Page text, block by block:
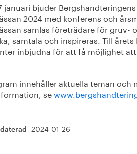
januari bjuder
2024 med konferens och
samlas företrädare för gruv-
samtala och inspireras. Till årets
inbjudna för att få möjlighet
innehåller aktuella teman och
se
2024-01-26